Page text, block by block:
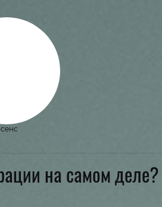
на самом деле?